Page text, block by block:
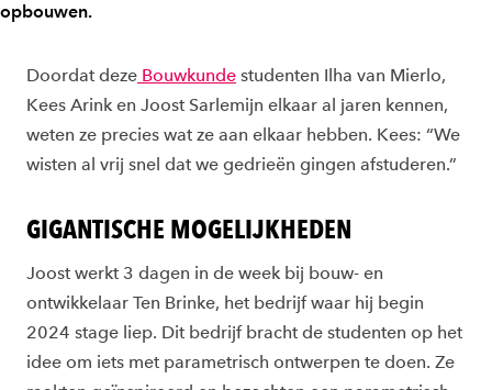
opbouwen.
Doordat deze Bouwkunde studenten Ilha van Mierlo,
Kees Arink en Joost Sarlemijn elkaar al jaren kennen,
weten ze precies wat ze aan elkaar hebben. Kees: “We
wisten al vrij snel dat we gedrieën gingen afstuderen.”
GIGANTISCHE MOGELIJKHEDEN
Joost werkt 3 dagen in de week bij bouw- en
ontwikkelaar Ten Brinke, het bedrijf waar hij begin
2024 stage liep. Dit bedrijf bracht de studenten op het
idee om iets met parametrisch ontwerpen te doen. Ze